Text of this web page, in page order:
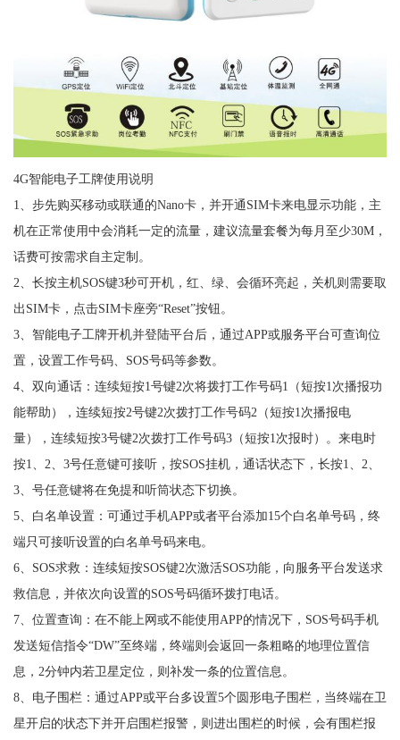
4G智能电子工牌使用说明
1、步先购买移动或联通的Nano卡，并开通SIM卡来电显示功能，主
机在正常使用中会消耗一定的流量，建议流量套餐为每月至少30M，
话费可按需求自主定制。
2、长按主机SOS键3秒可开机，红、绿、会循环亮起，关机则需要取
出SIM卡，点击SIM卡座旁“Reset”按钮。
3、智能电子工牌开机并登陆平台后，通过APP或服务平台可查询位
置，设置工作号码、SOS号码等参数。
4、双向通话：连续短按1号键2次将拨打工作号码1（短按1次播报功
能帮助），连续短按2号键2次拨打工作号码2（短按1次播报电
量），连续短按3号键2次拨打工作号码3（短按1次报时）。来电时
按1、2、3号任意键可接听，按SOS挂机，通话状态下，长按1、2、
3、号任意键将在免提和听筒状态下切换。
5、白名单设置：可通过手机APP或者平台添加15个白名单号码，终
端只可接听设置的白名单号码来电。
6、SOS求救：连续短按SOS键2次激活SOS功能，向服务平台发送求
救信息，并依次向设置的SOS号码循环拨打电话。
7、位置查询：在不能上网或不能使用APP的情况下，SOS号码手机
发送短信指令“DW”至终端，终端则会返回一条粗略的地理位置信
息，2分钟内若卫星定位，则补发一条的位置信息。
8、电子围栏：通过APP或平台多设置5个圆形电子围栏，当终端在卫
星开启的状态下并开启围栏报警，则进出围栏的时候，会有围栏报